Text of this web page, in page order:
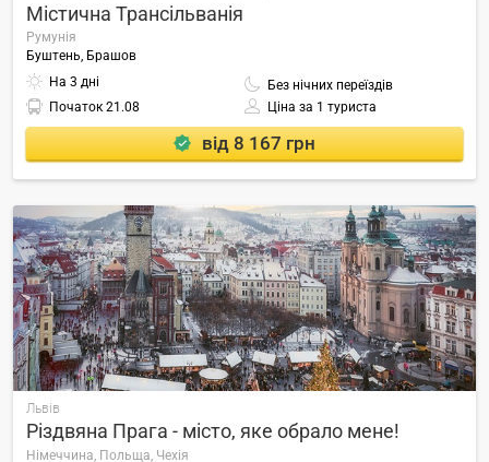
Містична Трансільванія
Румунія
Буштень, Брашов
На 3 дні
Без нічних переїздів
Початок 21.08 Ціна за 1 туриста
від 8 167 грн
Львів
Різдвяна Прага - місто, яке обрало мене!
Німеччина, Польща, Чехія